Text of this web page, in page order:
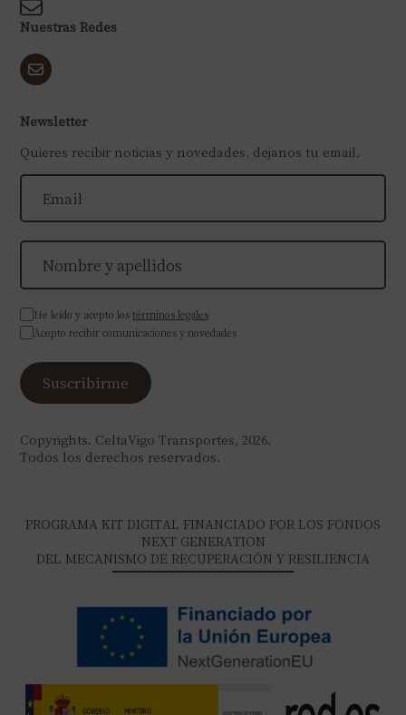
Nuestras Redes
Newsletter
Quieres recibir noticias y novedades, dejanos tu email.
He leído y acepto los términos legales
Acepto recibir comunicaciones y novedades
Copyrights. CeltaVigo Transportes, 2026.
Todos los derechos reservados.
PROGRAMA KIT DIGITAL FINANCIADO POR LOS FONDOS
NEXT GENERATION
DEL MECANISMO DE RECUPERACIÓN Y RESILIENCIA